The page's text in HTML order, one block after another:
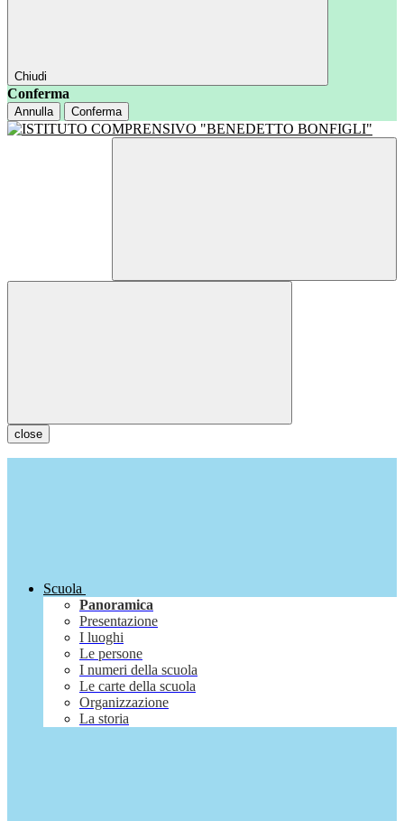
Chiudi
Conferma
Annulla Conferma
close
Scuola
Panoramica
Presentazione
I luoghi
Le persone
I numeri della scuola
Le carte della scuola
Organizzazione
La storia